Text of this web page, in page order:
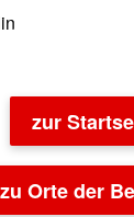
zur
zu Orte der